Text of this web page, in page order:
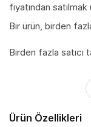
fiyatından
Bir ürün, birden
Birden fazla satıcı
statülerine,
Ürün Özellikleri